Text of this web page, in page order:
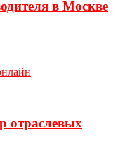
в Москве
отраслевых